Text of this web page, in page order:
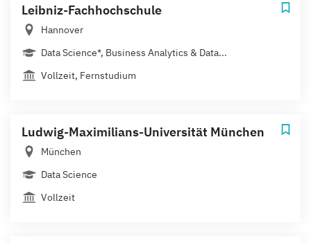
Leibniz-Fachhochschule
Hannover
Data Science*, Business Analytics & Data...
Vollzeit, Fernstudium
Ludwig-Maximilians-Universität München
München
Data Science
Vollzeit